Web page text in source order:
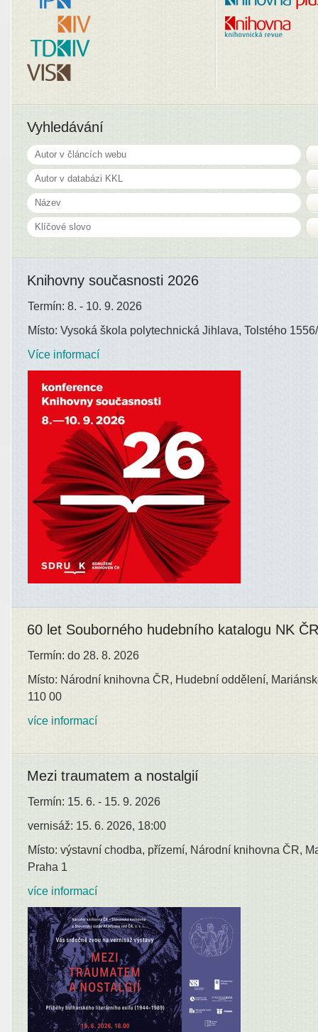
Vyhledávání
Knihovny současnosti 2026
Termín: 8. - 10. 9. 2026
Místo: Vysoká škola polytechnická Jihlava, Tolstého
Více informací
60 let Souborného hudebního katalogu NK ČR
Termín: do 28. 8. 2026
Místo: Národní knihovna ČR, Hudební oddělení,
110 00
více informací
Mezi traumatem a nostalgií
Termín: 15. 6. - 15. 9. 2026
vernisáž: 15. 6. 2026, 18:00
Místo: výstavní chodba, přízemí, Národní knihovna ČR,
Praha 1
více informací